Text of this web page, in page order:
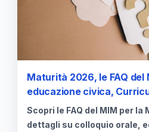
Maturità 2026, le FAQ del
educazione civica,
durata del colloquio e
Scopri le FAQ del MIM per
dettagli su colloquio orale,